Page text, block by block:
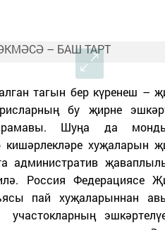
тагын бер күренеш –
бу җирне
Шуңа да
хуҗаларын
административ
Россия Федерациясе
пай хуҗаларыннан